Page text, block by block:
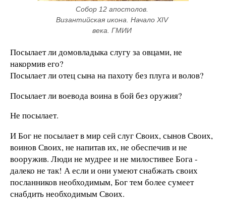
Собор 12 апостолов.
Византийская икона. Начало XIV
века. ГМИИ
Посылает ли домовладыка слугу за овцами, не
накормив его?
Посылает ли отец сына на пахоту без плуга и волов?
Посылает ли воевода воина в бой без оружия?
Не посылает.
И Бог не посылает в мир сей слуг Своих, сынов Своих,
воинов Своих, не напитав их, не обеспечив и не
вооружив. Люди не мудрее и не милостивее Бога -
далеко не так! А если и они умеют снабжать своих
посланников необходимым, Бог тем более сумеет
снабдить необходимым Своих.